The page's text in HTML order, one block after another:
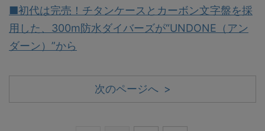
■初代は完売！チタンケースとカーボン文字盤を採
用した、300m防水ダイバーズが“UNDONE（アン
ダーン）”から
次のページへ >